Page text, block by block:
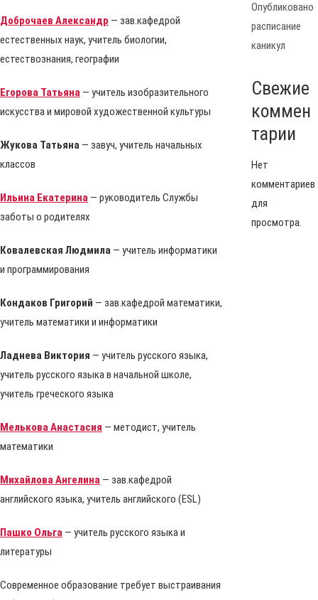
Доброчаев Александр — зав.кафедрой
естественных наук, учитель биологии,
естествознания, географии
Егорова Татьяна — учитель изобразительного
искусства и мировой художественной культуры
Жукова Татьяна — завуч, учитель начальных
классов
Ильина Екатерина — руководитель Службы
заботы о родителях
Ковалевская Людмила — учитель информатики
и программирования
Кондаков Григорий — зав.кафедрой математики,
учитель математики и информатики
Ладнева Виктория — учитель русского языка,
учитель русского языка в начальной школе,
учитель греческого языка
Мелькова Анастасия — методист, учитель
математики
Михайлова Ангелина — зав.кафедрой
английского языка, учитель английского (ESL)
Пашко Ольга — учитель русского языка и
литературы
Современное образование требует выстраивания
Опубликовано
расписание
каникул
Свежие
коммен
тарии
Нет
комментариев
для
просмотра.